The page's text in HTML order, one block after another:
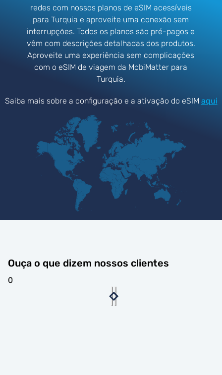
redes com nossos planos de eSIM acessíveis
para Turquia e aproveite uma conexão sem
interrupções. Todos os planos são pré-pagos e
vêm com descrições detalhadas dos produtos.
Aproveite uma experiência sem complicações
com o eSIM de viagem da MobiMatter para
Turquia.
Saiba mais sobre a configuração e a ativação do eSIM aqui
Ouça o que dizem nossos clientes
0